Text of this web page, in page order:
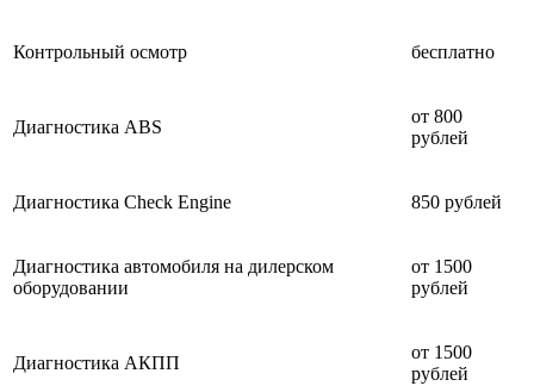
Контрольный осмотр бесплатно
Диагностика ABS
от 800
рублей
Диагностика Check Engine 850 рублей
Диагностика автомобиля на дилерском
оборудовании
от 1500
рублей
Диагностика АКПП
от 1500
рублей